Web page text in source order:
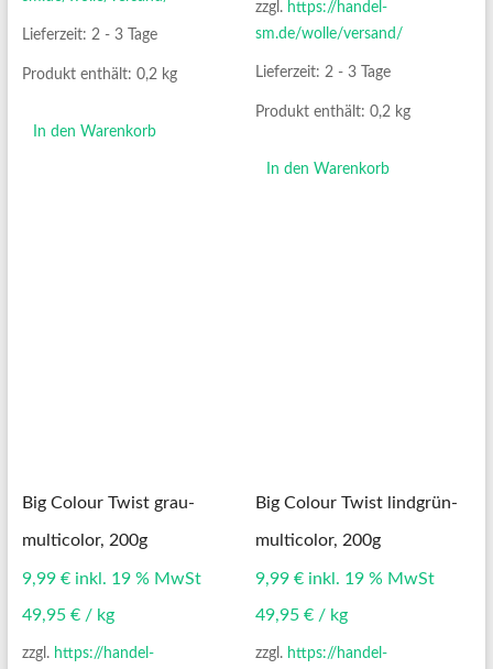
Lieferzeit: 2 - 3 Tage
Produkt enthält: 0,2 kg
In den Warenkorb
zzgl. https://handel-
sm.de/wolle/versand/
Lieferzeit:2 - 3 Tage
Produkt enthält: 0,2 kg
In den Warenkorb
Big Colour Twist grau-
multicolor, 200g
9,99 € inkl. 19 % MwSt
49,95 €/ kg
zzgl. https://handel-
Big Colour Twist lindgrün-
multicolor, 200g
9,99€ inkl. 19 % MwSt
49,95€ / kg
zzgl. https://handel-